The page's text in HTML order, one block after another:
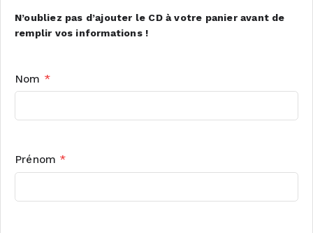
N’oubliez pas d’ajouter le CD à votre panier avant de
remplir vos informations !
Nom *
Prénom *